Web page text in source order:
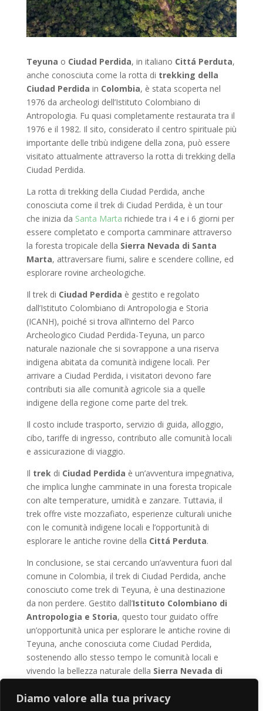
Diamo valore alla tua privacy
Teyuna o Ciudad Perdida, in italiano Cittá Perduta,
anche conosciuta come la rotta di trekking della
Ciudad Perdida in Colombia, è stata scoperta nel
1976 da archeologi dell’Istituto Colombiano di
Antropologia. Fu quasi completamente restaurata tra il
1976 e il 1982. Il sito, considerato il centro spirituale più
importante delle tribù indigene della zona, può essere
visitato attualmente attraverso la rotta di trekking della
Ciudad Perdida.
La rotta di trekking della Ciudad Perdida, anche
conosciuta come il trek di Ciudad Perdida, è un tour
che inizia da Santa Marta richiede tra i 4 e i 6 giorni per
essere completato e comporta camminare attraverso
la foresta tropicale della Sierra Nevada di Santa
Marta, attraversare fiumi, salire e scendere colline, ed
esplorare rovine archeologiche.
Il trek di Ciudad Perdida è gestito e regolato
dall’Istituto Colombiano di Antropologia e Storia
(ICANH), poiché si trova all’interno del Parco
Archeologico Ciudad Perdida-Teyuna, un parco
naturale nazionale che si sovrappone a una riserva
indigena abitata da comunità indigene locali. Per
arrivare a Ciudad Perdida, i visitatori devono fare
contributi sia alle comunità agricole sia a quelle
indigene della regione come parte del trek.
Il costo include trasporto, servizio di guida, alloggio,
cibo, tariffe di ingresso, contributo alle comunità locali
e assicurazione di viaggio.
Il trekdi Ciudad Perdida è un’avventura impegnativa,
che implica lunghe camminate in una foresta tropicale
con alte temperature, umidità e zanzare. Tuttavia, il
trek offre viste mozzafiato, esperienze culturali uniche
con le comunità indigene locali e l’opportunità di
esplorare le antiche rovine della Cittá Perduta.
In conclusione, se stai cercando un’avventura fuori dal
comune in Colombia, il trek di Ciudad Perdida, anche
conosciuto come trek di Teyuna, è una destinazione
da non perdere. Gestito dall’Istituto Colombiano di
Antropologia e Storia, questo tour guidato offre
un’opportunità unica per esplorare le antiche rovine di
Teyuna, anche conosciuta come Ciudad Perdida,
sostenendo allo stesso tempo le comunità locali e
vivendo la bellezza naturale della Sierra Nevada di
Colombia e intraprendi un viaggio indimenticabile nel